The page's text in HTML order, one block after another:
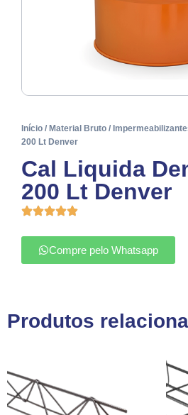
Início / Material Bruto /
200 Lt Denver
Cal Liquida
200 Lt Denver
Compre pelo Whatsapp
Produtos